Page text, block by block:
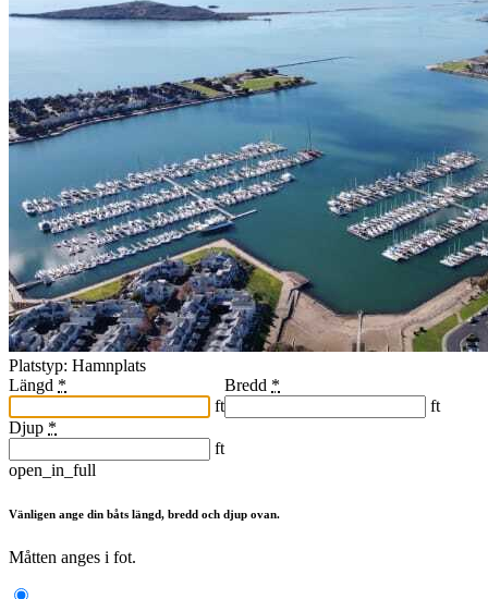
Platstyp: Hamnplats
Längd *
ft
Bredd *
ft
Djup *
ft
open_in_full
Vänligen ange din båts längd, bredd och djup ovan.
Måtten anges i fot.